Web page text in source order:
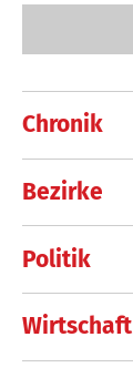
Chronik
Bezirke
Politik
Wirtschaft